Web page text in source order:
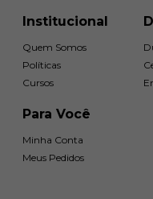
Institucional
Quem Somos
Políticas
Cursos
Para Você
Minha Conta
Meus Pedidos